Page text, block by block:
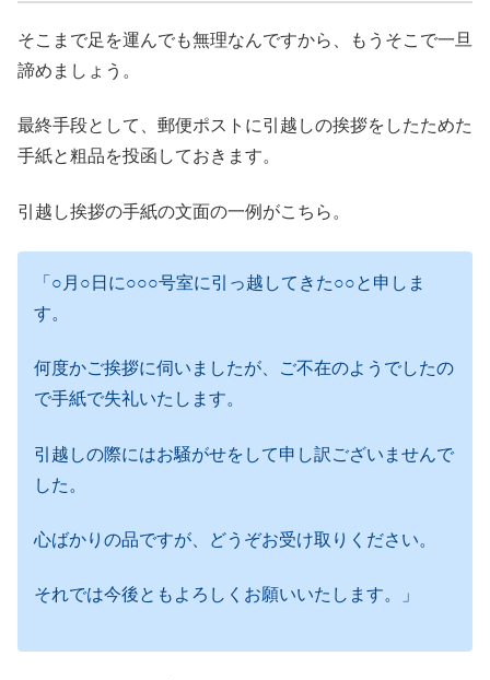
そこまで足を運んでも無理なんですから、もうそこで一旦
諦めましょう。
最終手段として、郵便ポストに引越しの挨拶をしたためた
手紙と粗品を投函しておきます。
引越し挨拶の手紙の文面の一例がこちら。
「○月○日に○○○号室に引っ越してきた○○と申しま
す。
何度かご挨拶に伺いましたが、ご不在のようでしたの
で手紙で失礼いたします。
引越しの際にはお騒がせをして申し訳ございませんで
した。
心ばかりの品ですが、どうぞお受け取りください。
それでは今後ともよろしくお願いいたします。」